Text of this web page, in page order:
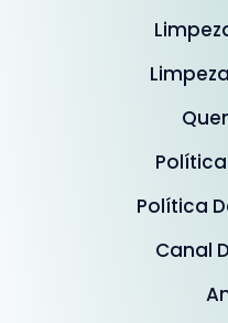
Política
Canal